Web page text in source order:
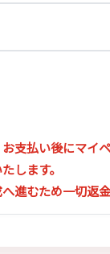
支払い後にマイ
します。
進むため一切返